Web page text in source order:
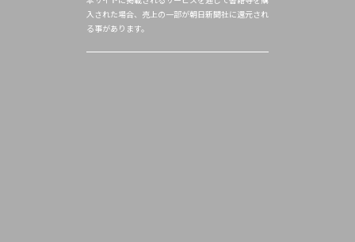
入された場合、売上の一部が朝日新聞社に還元され
る事があります。